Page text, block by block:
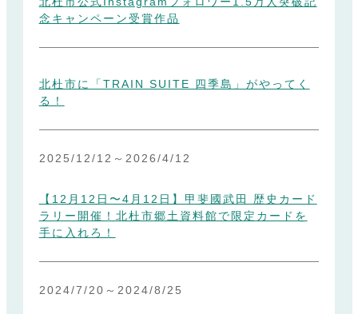
念キャンペーン受賞作品
北杜市に「TRAIN SUITE 四季島」がやってく
る！
2025/12/12 ～ 2026/4/12
【12月12日〜4月12日】甲斐國武田 歴史カード
ラリー開催！北杜市郷土資料館で限定カードを
手に入れろ！
2024/7/20 ～ 2024/8/25